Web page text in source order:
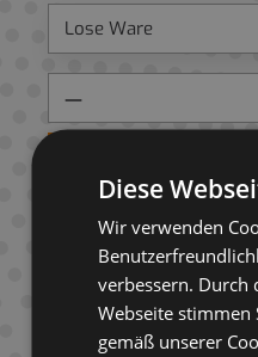
AUF
Diese
Wir verwenden
verbessern. Durch
Webseite stimmen
gemäß unserer